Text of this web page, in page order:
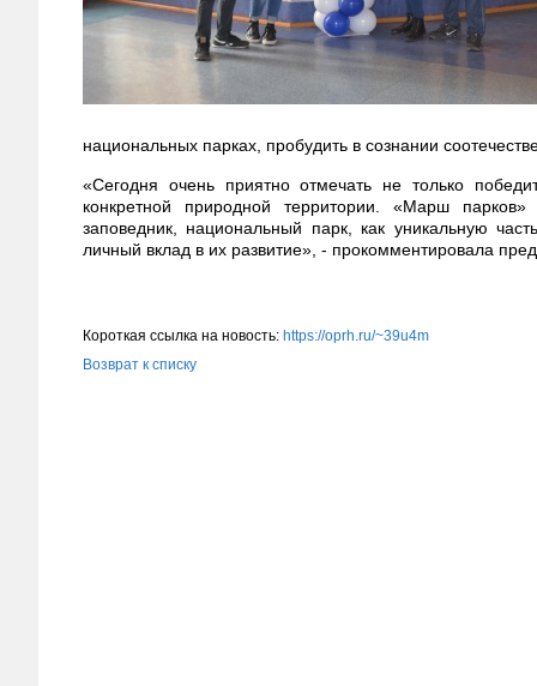
национальных парках, пробудить в сознании
«Сегодня очень приятно отмечать не только
конкретной природной территории. «Марш
заповедник, национальный парк, как уникальную
личный вклад в их развитие», - прокомментировала
Короткая ссылка на новость: https://oprh.ru/~39u4m
Возврат к списку